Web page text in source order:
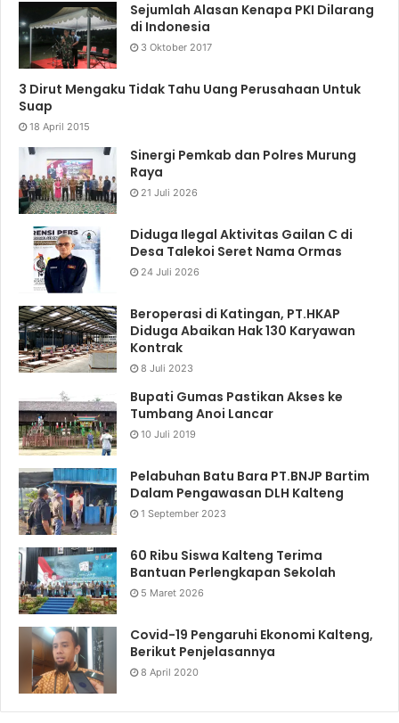
Sejumlah Alasan Kenapa PKI Dilarang
di Indonesia
3 Oktober 2017
3 Dirut Mengaku Tidak Tahu Uang Perusahaan Untuk
Suap
18 April 2015
Sinergi Pemkab dan Polres Murung
Raya
21 Juli 2026
Diduga Ilegal Aktivitas Gailan C di
Desa Talekoi Seret Nama Ormas
24 Juli 2026
Beroperasi di Katingan, PT.HKAP
Diduga Abaikan Hak 130 Karyawan
Kontrak
8 Juli 2023
Bupati Gumas Pastikan Akses ke
Tumbang Anoi Lancar
10 Juli 2019
Pelabuhan Batu Bara PT.BNJP Bartim
Dalam Pengawasan DLH Kalteng
1 September 2023
60 Ribu Siswa Kalteng Terima
Bantuan Perlengkapan Sekolah
5 Maret 2026
Covid-19 Pengaruhi Ekonomi Kalteng,
Berikut Penjelasannya
8 April 2020